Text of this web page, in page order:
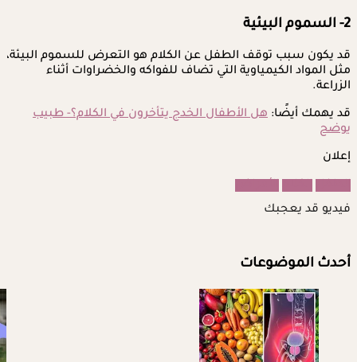
2- السموم البيئية
قد يكون سبب توقف الطفل عن الكلام هو التعرض للسموم البيئة،
مثل المواد الكيمياوية التي تضاف للفواكه والخضراوات أثناء
الزراعة.
قد يهمك أيضًا: هل الأطفال الخدج يتأخرون في الكلام؟- طبيب
يوضح
إعلان
فيديو قد يعجبك
أحدث الموضوعات